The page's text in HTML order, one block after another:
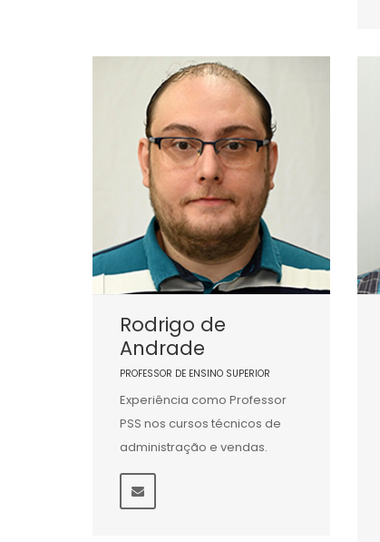
Rodrigo de
Andrade
PROFESSOR DE ENSINO SUPERIOR
Experiência como Professor
PSS nos cursos técnicos de
administração e vendas.